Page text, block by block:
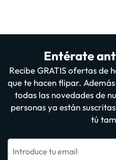
Entérate
Recibe GRATIS ofertas de
que te hacen flipar.
todas las novedades de
personas ya están
tú
Introduce tu email